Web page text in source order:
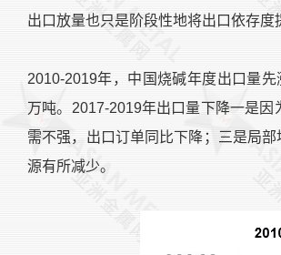
出口放量也只是阶段性地将出口依存
2010-2019年，中国烧碱年度出口量
万吨。2017-2019年出口量下降一是
需不强，出口订单同比下降；三是局
源有所减少。